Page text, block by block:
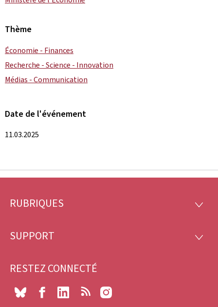
Thème
Économie - Finances
Recherche - Science - Innovation
Médias - Communication
Date de l'événement
11.03.2025
Pied
page
RUBRIQUES
SUPPORT
RESTEZ CONNECTÉ
Bluesky FacebookLinkedIn RSS